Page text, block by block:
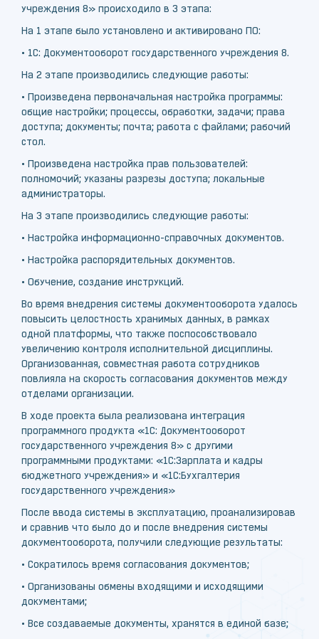
учреждения 8» происходило в 3 этапа:
На 1 этапе было установлено и активировано ПО:
• 1С: Документооборот государственного учреждения 8.
На 2 этапе производились следующие работы:
• Произведена первоначальная настройка программы:
общие настройки; процессы, обработки, задачи; права
доступа; документы; почта; работа с файлами; рабочий
стол.
• Произведена настройка прав пользователей:
полномочий; указаны разрезы доступа; локальные
администраторы.
На 3 этапе производились следующие работы:
• Настройка информационно-справочных документов.
• Настройка распорядительных документов.
• Обучение, создание инструкций.
Во время внедрения системы документооборота удалось
повысить целостность хранимых данных, в рамках
одной платформы, что также поспособствовало
увеличению контроля исполнительной дисциплины.
Организованная, совместная работа сотрудников
повлияла на скорость согласования документов между
отделами организации.
В ходе проекта была реализована интеграция
программного продукта «1С: Документооборот
государственного учреждения 8» с другими
программными продуктами: «1С:Зарплата и кадры
бюджетного учреждения» и «1С:Бухгалтерия
государственного учреждения»
После ввода системы в эксплуатацию, проанализировав
и сравнив что было до и после внедрения системы
документооборота, получили следующие результаты:
• Сократилось время согласования документов;
• Организованы обмены входящими и исходящими
документами;
• Все создаваемые документы, хранятся в единой базе;